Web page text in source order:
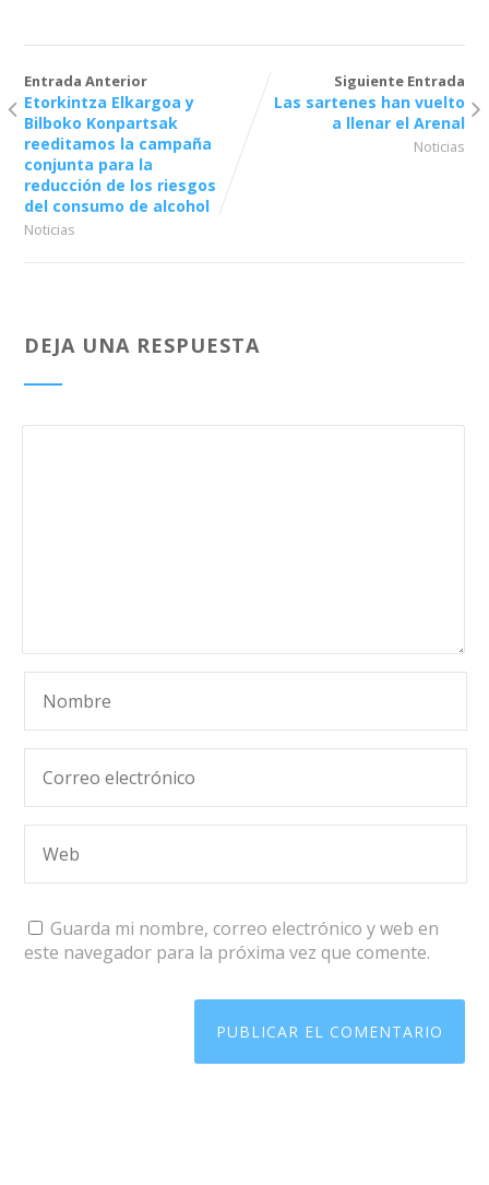
Entrada Anterior
Etorkintza Elkargoa y
Bilboko Konpartsak
reeditamos la campaña
conjunta para la
reducción de los riesgos
del consumo de alcohol
Noticias
Siguiente Entrada
Las sartenes han vuelto
a llenar el Arenal
Noticias
DEJA UNA RESPUESTA
Guarda mi nombre, correo electrónico y web en
este navegador para la próxima vez que comente.